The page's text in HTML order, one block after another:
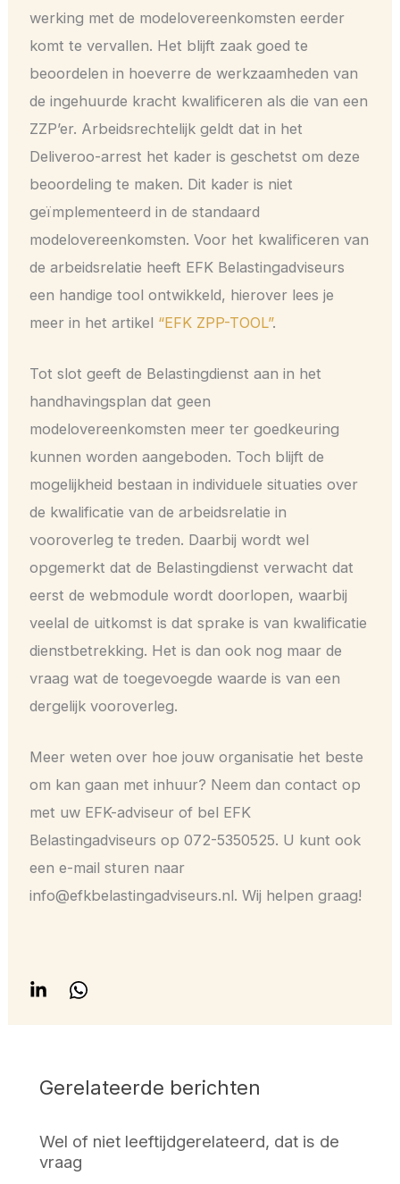
werking met de modelovereenkomsten eerder
komt te vervallen. Het blijft zaak goed te
beoordelen in hoeverre de werkzaamheden van
de ingehuurde kracht kwalificeren als die van een
ZZP’er. Arbeidsrechtelijk geldt dat in het
Deliveroo-arrest het kader is geschetst om deze
beoordeling te maken. Dit kader is niet
geïmplementeerd in de standaard
modelovereenkomsten. Voor het kwalificeren van
de arbeidsrelatie heeft EFK Belastingadviseurs
een handige tool ontwikkeld, hierover lees je
meer in het artikel “EFK ZPP-TOOL”.
Tot slot geeft de Belastingdienst aan in het
handhavingsplan dat geen
modelovereenkomsten meer ter goedkeuring
kunnen worden aangeboden. Toch blijft de
mogelijkheid bestaan in individuele situaties over
de kwalificatie van de arbeidsrelatie in
vooroverleg te treden. Daarbij wordt wel
opgemerkt dat de Belastingdienst verwacht dat
eerst de webmodule wordt doorlopen, waarbij
veelal de uitkomst is dat sprake is van kwalificatie
dienstbetrekking. Het is dan ook nog maar de
vraag wat de toegevoegde waarde is van een
dergelijk vooroverleg.
Meer weten over hoe jouw organisatie het beste
om kan gaan met inhuur? Neem dan contact op
met uw EFK-adviseur of bel EFK
Belastingadviseurs op 072-5350525. U kunt ook
een e-mail sturen naar
info@efkbelastingadviseurs.nl. Wij helpen graag!
Gerelateerde berichten
Wel of niet leeftijdgerelateerd, dat is de
vraag